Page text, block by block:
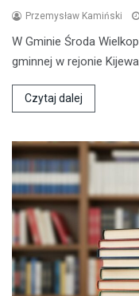
Przemysław Kamiński
W Gminie Środa
gminnej w rejonie
Czytaj dalej